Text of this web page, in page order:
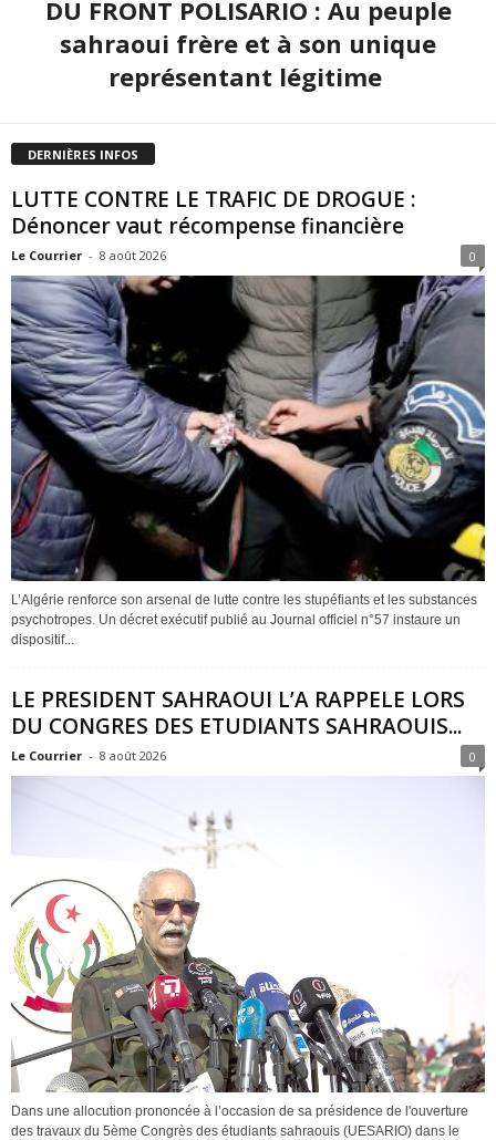
DU FRONT POLISARIO : Au peuple
sahraoui frère et à son unique
représentant légitime
DERNIÈRES INFOS
LUTTE CONTRE LE TRAFIC DE DROGUE :
Dénoncer vaut récompense financière
Le Courrier - 8 août 2026 0
L’Algérie renforce son arsenal de lutte contre les stupéfiants et les substances
psychotropes. Un décret exécutif publié au Journal officiel n°57 instaure un
dispositif...
LE PRESIDENT SAHRAOUI L’A RAPPELE LORS
DU CONGRES DES ETUDIANTS SAHRAOUIS...
Le Courrier - 8 août 2026 0
Dans une allocution prononcée à l’occasion de sa présidence de l'ouverture
des travaux du 5ème Congrès des étudiants sahraouis (UESARIO) dans le